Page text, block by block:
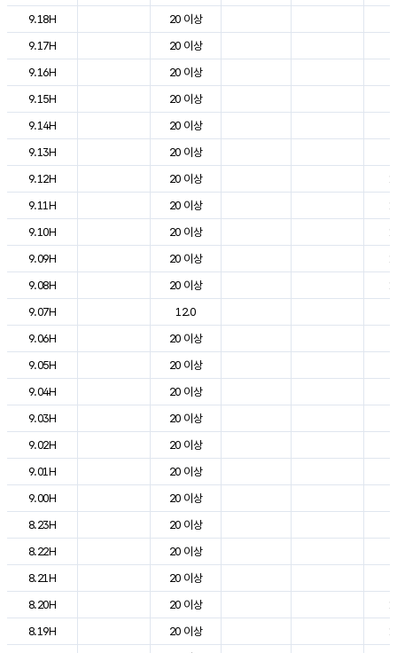
9.18H
20 이상
9.17H
20 이상
9.16H
20 이상
9.15H
20 이상
9.14H
20 이상
9.13H
20 이상
9.12H
20 이상
9.11H
20 이상
9.10H
20 이상
9.09H
20 이상
9.08H
20 이상
9.07H
12.0
9.06H
20 이상
9.05H
20 이상
9.04H
20 이상
9.03H
20 이상
9.02H
20 이상
9.01H
20 이상
9.00H
20 이상
8.23H
20 이상
8.22H
20 이상
8.21H
20 이상
8.20H
20 이상
8.19H
20 이상